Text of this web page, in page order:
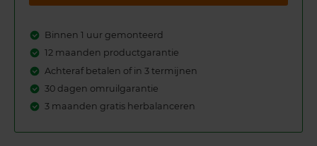
Binnen 1 uur gemonteerd
12 maanden productgarantie
Achteraf betalen of in 3 termijnen
30 dagen omruilgarantie
3 maanden gratis herbalanceren